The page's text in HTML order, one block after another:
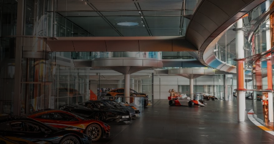
制动系统
100-0kph (62-0mph) 29.5 M